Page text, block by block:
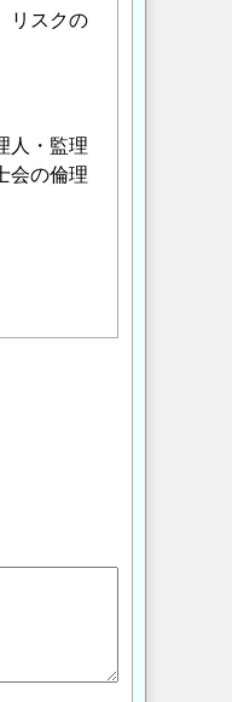
リスクの
人・監理
会の倫理